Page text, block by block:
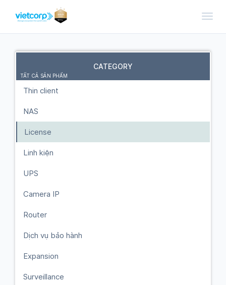
CATEGORY
TẤT CẢ SẢN PHẨM
Thin client
NAS
License
Linh kiện
UPS
Camera IP
Router
Dịch vụ bảo hành
Expansion
Surveillance